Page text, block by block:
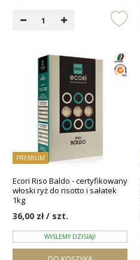
PREMIUM
Ecori Riso Baldo - certyfikowany
włoski ryż do risotto i sałatek
1kg
36,00 zł / szt.
WYŚLEMY DZISIAJ!